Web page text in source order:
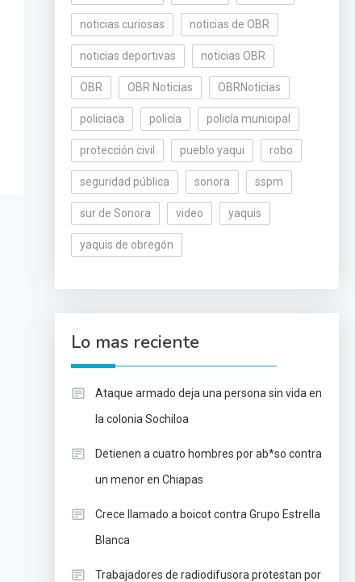
noticias curiosas noticias de OBR
noticias deportivas noticias OBR
OBR OBR Noticias OBRNoticias
policiaca policía policía municipal
protección civil pueblo yaqui robo
seguridad pública sonora sspm
sur de Sonora video yaquis
yaquis de obregón
Lo mas reciente
Ataque armado deja una persona sin vida en
la colonia Sochiloa
Detienen a cuatro hombres por ab*so contra
un menor en Chiapas
Crece llamado a boicot contra Grupo Estrella
Blanca
Trabajadores de radiodifusora protestan por